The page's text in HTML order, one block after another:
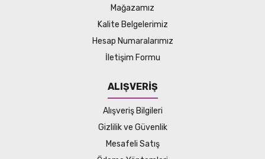
Mağazamız
Kalite Belgelerimiz
Hesap Numaralarımız
İletişim Formu
ALIŞVERİŞ
Alışveriş Bilgileri
Gizlilik ve Güvenlik
Mesafeli Satış